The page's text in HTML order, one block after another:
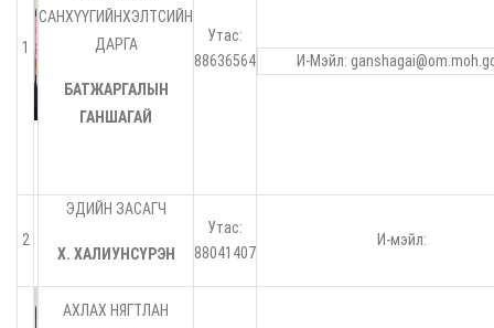
1
САНХҮҮГИЙНХЭЛТСИЙН
ДАРГА
БАТЖАРГАЛЫН
ГАНШАГАЙ
Утас:
88636564
И-Мэйл:
2
ЭДИЙН ЗАСАГЧ
Х. ХАЛИУНСҮРЭН
Утас:
88041407
И-мэйл:
АХЛАХ НЯГТЛАН